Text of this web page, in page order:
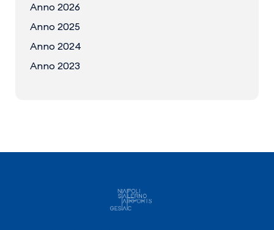
Anno 2026
Anno 2025
Anno 2024
Anno 2023